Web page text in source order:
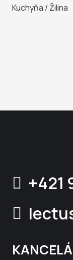
Kuchyňa / Žilina
+421